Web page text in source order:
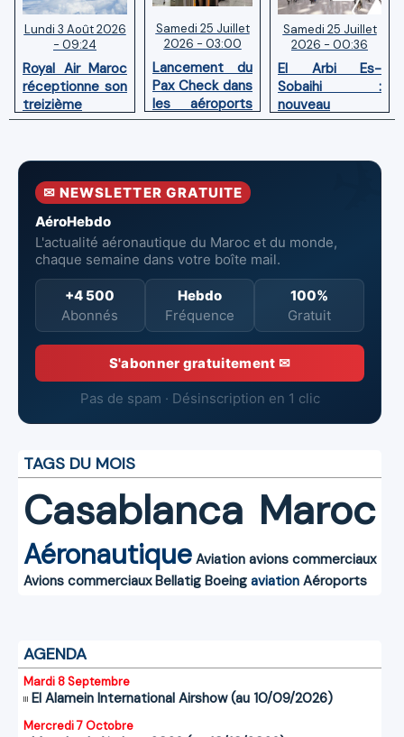
Lundi 3 Août 2026
- 09:24
Royal Air Maroc
réceptionne son
treizième
Boeing 787
Samedi 25 Juillet
2026 - 03:00
Lancement du
Pax Check dans
les aéroports
du Maroc
Samedi 25 Juillet
2026 - 00:36
El Arbi Es-
Sobaihi :
nouveau
directeur à la
l’Aéroport
Mohammed V
✉ NEWSLETTER GRATUITE
AéroHebdo
L'actualité aéronautique du Maroc et du monde,
chaque semaine dans votre boîte mail.
+4 500
Abonnés
Hebdo
Fréquence
100%
Gratuit
S'abonner gratuitement ✉
Pas de spam · Désinscription en 1 clic
TAGS DU MOIS
Casablanca Maroc
Aéronautique Aviation avions commerciaux
Avions commerciaux Bellatig Boeing aviation Aéroports
AGENDA
Mardi 8 Septembre
El Alamein International Airshow (au 10/09/2026)
Mercredi 7 Octobre